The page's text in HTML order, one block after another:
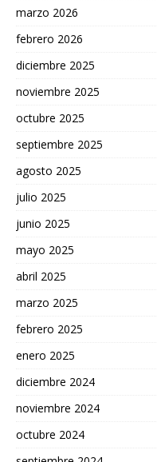
marzo 2026
febrero 2026
diciembre 2025
noviembre 2025
octubre 2025
septiembre 2025
agosto 2025
julio 2025
junio 2025
mayo 2025
abril 2025
marzo 2025
febrero 2025
enero 2025
diciembre 2024
noviembre 2024
octubre 2024